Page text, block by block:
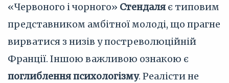
«Червоного і чорного» Стендаля є типовим
представником амбітної молоді, що прагне
вирватися з низів у постреволюційній
Франції. Іншою важливою ознакою є
поглиблення психологізму. Реалісти не